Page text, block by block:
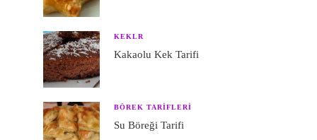
KEKLR
Kakaolu Kek Tarifi
BÖREK TARIFLERI
Su Böreği Tarifi